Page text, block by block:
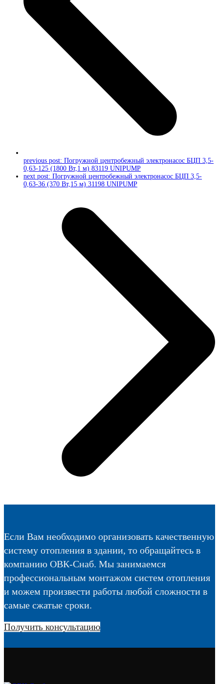
previous post: Погружной центробежный электронасос БЦП 3,5-
0,63-125 (1800 Вт,1 м) 83119 UNIPUMP
next post: Погружной центробежный электронасос БЦП 3,5-
0,63-36 (370 Вт,15 м) 31198 UNIPUMP
Если Вам необходимо организовать качественную
систему отопления в здании, то обращайтесь в
компанию ОВК-Снаб. Мы занимаемся
профессиональным монтажом систем отопления
и можем произвести работы любой сложности в
самые сжатые сроки.
Получить консультацию